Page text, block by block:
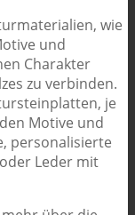
wie
und
Charakter
zu verbinden.
je
Motive und
personalisierte
Leder mit